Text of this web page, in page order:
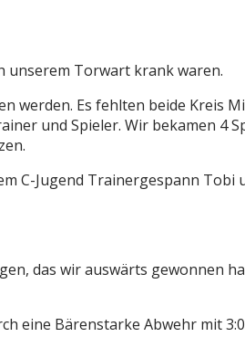
unserem Torwart krank waren.
werden. Es fehlten beide Kreis
und Spieler. Wir bekamen 4
C-Jugend Trainergespann
das wir auswärts gewonnen
eine Bärenstarke Abwehr mit